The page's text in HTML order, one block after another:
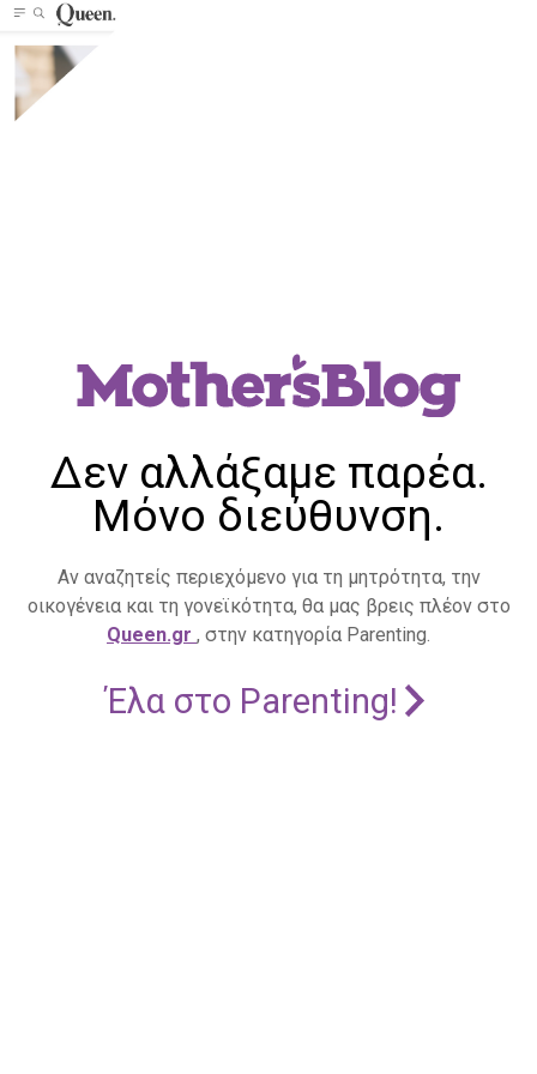
Δεν αλλάξαμε παρέα.
Μόνο διεύθυνση.
Αν αναζητείς περιεχόμενο για τη μητρότητα, την
οικογένεια και τη γονεϊκότητα, θα μας βρεις πλέον στο
Queen.gr , στην κατηγορία Parenting.
Έλα στο Parenting!